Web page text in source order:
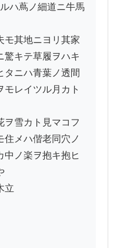
モ其地ニヨリ其家
驚キテ草履ヲハキ
タニハ青葉ノ透間
モレイツル月カト
ヲ雪カト見マコフ
住メハ偕老同穴ノ
中ノ楽ヲ抱キ抱ヒ